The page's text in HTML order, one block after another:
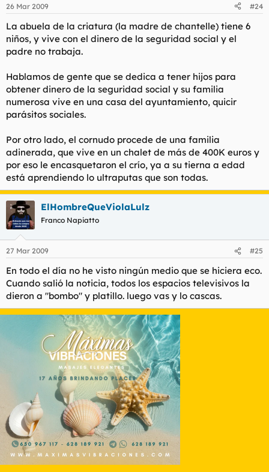
26 Mar 2009 #24
La abuela de la criatura (la madre de chantelle) tiene 6
niños, y vive con el dinero de la seguridad social y el
padre no trabaja.
Hablamos de gente que se dedica a tener hijos para
obtener dinero de la seguridad social y su familia
numerosa vive en una casa del ayuntamiento, quicir
parásitos sociales.
Por otro lado, el cornudo procede de una familia
adinerada, que vive en un chalet de más de 400K euros y
por eso le encasquetaron el crío, ya a su tierna a edad
está aprendiendo lo ultraputas que son todas.
ElHombreQueViolaLulz
Franco Napiatto
27 Mar 2009 #25
En todo el día no he visto ningún medio que se hiciera eco.
Cuando salió la noticia, todos los espacios televisivos la
dieron a "bombo" y platillo. luego vas y lo cascas.